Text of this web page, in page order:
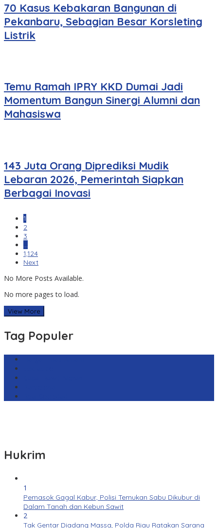
70 Kasus Kebakaran Bangunan di
Pekanbaru, Sebagian Besar Korsleting
Listrik
Temu Ramah IPRY KKD Dumai Jadi
Momentum Bangun Sinergi Alumni dan
Mahasiswa
143 Juta Orang Diprediksi Mudik
Lebaran 2026, Pemerintah Siapkan
Berbagai Inovasi
1
2
3
…
1,124
Next
No More Posts Available.
No more pages to load.
View More
Tag Populer
Hukrim
1
Pemasok Gagal Kabur, Polisi Temukan Sabu Dikubur di
Dalam Tanah dan Kebun Sawit
2
Tak Gentar Diadang Massa, Polda Riau Ratakan Sarana